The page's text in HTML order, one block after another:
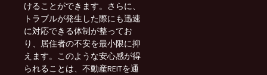
けることができます。さらに、
トラブルが発生した際にも迅速
に対応できる体制が整ってお
り、居住者の不安を最小限に抑
えます。このような安心感が得
られることは、不動産REITを通